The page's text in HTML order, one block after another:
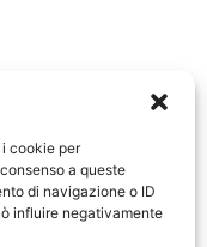
cookie per
a queste
di navigazione o ID
influire negativamente